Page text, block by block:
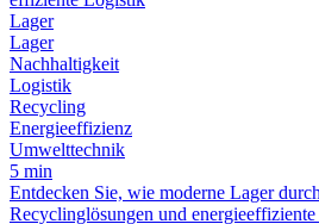
Lager
Lager
Nachhaltigkeit
Logistik
Recycling
Energieeffizienz
Umwelttechnik
5 min
Entdecken Sie, wie moderne Lager
Recyclinglösungen und